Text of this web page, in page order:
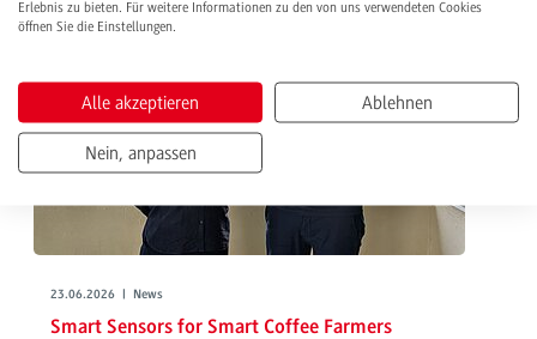
23.06.2026 | News
Smart Sensors for Smart Coffee Farmers
Erlebnis zu bieten. Für weitere Informationen zu den von uns verwendeten Cookies
öffnen Sie die Einstellungen.
Alle akzeptieren Ablehnen
Nein, anpassen